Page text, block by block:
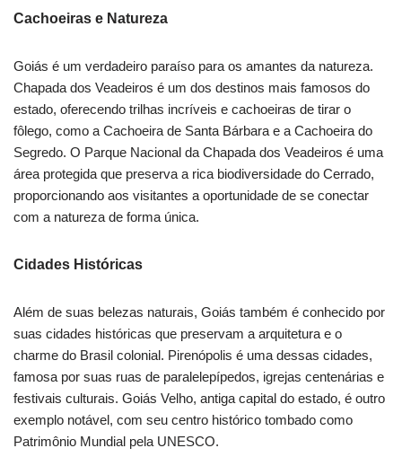
Cachoeiras e Natureza
Goiás é um verdadeiro paraíso para os amantes da natureza.
Chapada dos Veadeiros é um dos destinos mais famosos do
estado, oferecendo trilhas incríveis e cachoeiras de tirar o
fôlego, como a Cachoeira de Santa Bárbara e a Cachoeira do
Segredo. O Parque Nacional da Chapada dos Veadeiros é uma
área protegida que preserva a rica biodiversidade do Cerrado,
proporcionando aos visitantes a oportunidade de se conectar
com a natureza de forma única.
Cidades Históricas
Além de suas belezas naturais, Goiás também é conhecido por
suas cidades históricas que preservam a arquitetura e o
charme do Brasil colonial. Pirenópolis é uma dessas cidades,
famosa por suas ruas de paralelepípedos, igrejas centenárias e
festivais culturais. Goiás Velho, antiga capital do estado, é outro
exemplo notável, com seu centro histórico tombado como
Patrimônio Mundial pela UNESCO.